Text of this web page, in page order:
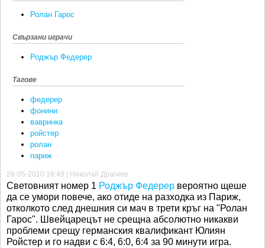
Ролан Гарос
Свързани играчи
Роджър Федерер
Тагове
федерер
фонини
вавринка
ройстер
ролан
париж
28-05-2010 16:49 | Николай Драгиев
Световният номер 1 Роджър Федерер вероятно щеше
да се умори повече, ако отиде на разходка из Париж,
отколкото след днешния си мач в трети кръг на "Ролан
Гарос". Швейцарецът не срещна абсолютно никакви
проблеми срещу германския квалификант Юлиян
Ройстер и го надви с 6:4, 6:0, 6:4 за 90 минути игра.